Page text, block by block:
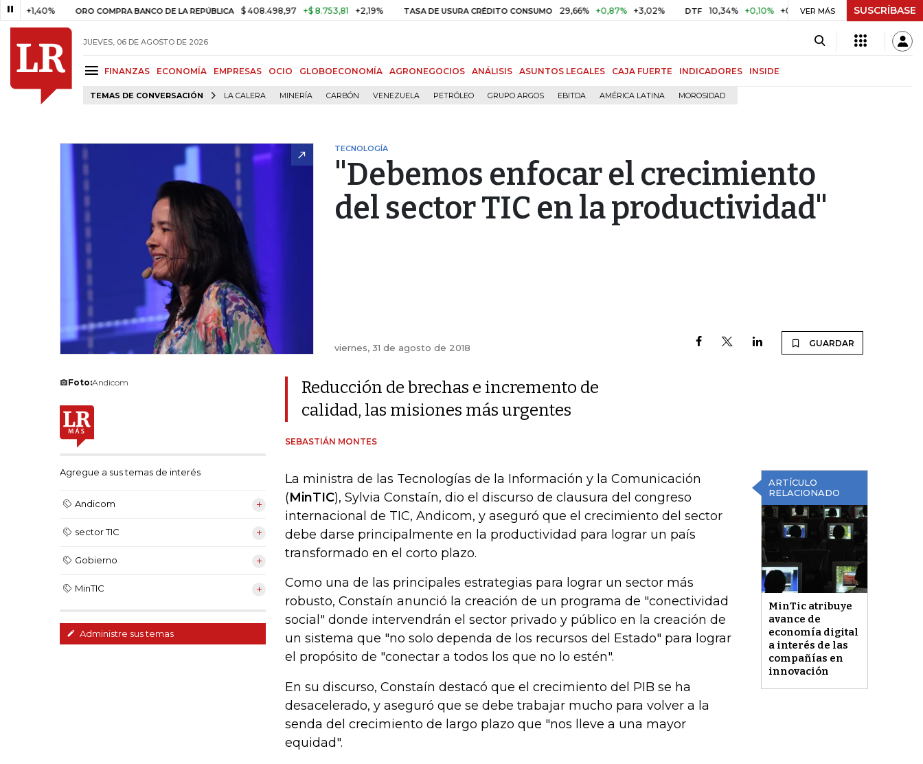
ORO COMPRA BANCO DE LA REPÚBLICA $ 408.498,97 +$ 8.753,81 +2,19% TASA DE USURA CRÉDITO CONSUMO 29,66% +0,87% +3,02% DTF 10,34% +0,10% +0,98% UVR $ 416,91 +$ 0,05 +0,01%
VER MÁS SUSCRÍBASE
JUEVES, 06 DE AGOSTO DE 2026
FINANZAS ECONOMÍA EMPRESAS OCIO GLOBOECONOMÍA AGRONEGOCIOS ANÁLISIS ASUNTOS LEGALES CAJA FUERTE INDICADORES INSIDE
TEMAS DE CONVERSACIÓN LA CALERA MINERÍA CARBÓN VENEZUELA PETRÓLEO GRUPO ARGOS EBITDA AMÉRICA LATINA MOROSIDAD
TECNOLOGÍA
"Debemos enfocar el crecimiento
del sector TIC en la productividad"
viernes, 31 de agosto de 2018 GUARDAR
Foto:Andicom
Agregue a sus temas de interés
Andicom
sector TIC
Gobierno
MinTIC
Administre sus temas
Reducción de brechas e incremento de
calidad, las misiones más urgentes
SEBASTIÁN MONTES
ARTÍCULO
RELACIONADO
MinTic atribuye
avance de
economía digital
a interés de las
compañías en
innovación
La ministra de las Tecnologías de la Información y la Comunicación
(MinTIC), Sylvia Constaín, dio el discurso de clausura del congreso
internacional de TIC, Andicom, y aseguró que el crecimiento del sector
debe darse principalmente en la productividad para lograr un país
transformado en el corto plazo.
Como una de las principales estrategias para lograr un sector más
robusto, Constaín anunció la creación de un programa de "conectividad
social" donde intervendrán el sector privado y público en la creación de
un sistema que "no solo dependa de los recursos del Estado" para lograr
el propósito de "conectar a todos los que no lo estén".
En su discurso, Constaín destacó que el crecimiento del PIB se ha
desacelerado, y aseguró que se debe trabajar mucho para volver a la
senda del crecimiento de largo plazo que "nos lleve a una mayor
equidad".